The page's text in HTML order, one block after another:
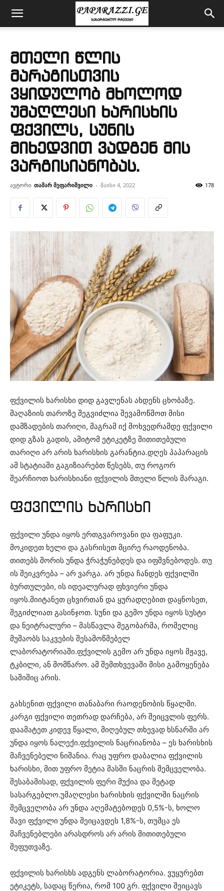
მთელი წლის
მარაგისთვის
ვყიდულობ მხოლოდ
უმაღლესი ხარისხის
ფქვილს, სუნის
მიხედვით ვადგენ მის
ვარგისიანობას.
ავტორი თამარ მეფარიშვილი - მაისი 4, 2022 178
ფქვილის ხარისხი დიდ გავლენას ახდენს ცხობაზე.
მაღაზიის თაროზე შეგვიძლია შევამოწმოთ მისი
დამზადების თარიღი, მაგრამ იქ მოხვედრამდე ფქვილი
დიდ გზას გადის, ამიტომ ეტიკეტზე მითითებული
თარიღი არ არის ხარისხის გარანტია.დღეს პაპარაცის
ამ სტატიაში გაგიზიარებთ წესებს, თუ როგორ
შეარჩიოთ ხარისხიანი ფქვილის მთელი წლის მარაგი.
ფქვილის ხარისხი
ფქვილი უნდა იყოს ერთგვაროვანი და ფაფუკი.
მოკიდეთ ხელი და გასრისეთ მცირე რაოდენობა.
თითებს შორის უნდა ჭრაჭუნებდეს და იფშვნებოდეს. თუ
ის შეიკვრება – არ ვარგა. არ უნდა ჩანდეს ფქვილში
ბურთულები, ის იდეალურად ფხვიერი უნდა
იყოს.მიიტანეთ ცხვირთან და ყურადღებით დაყნოსეთ,
შეგიძლიათ გასინჯოთ. სუნი და გემო უნდა იყოს სუსტი
და ნეიტრალური – მასწავლა მეგობარმა, რომელიც
მუშაობს საკვების შესამოწმებელ
ლაბორატორიაში.ფქვილის გემო არ უნდა იყოს მჟავე,
ტკბილი, ან მომწარო. ამ შემთხვევაში მისი გამოყენება
საშიშიც არის.
გახსენით ფქვილი თანაბარი რაოდენობის წყალში.
კარგი ფქვილი თეთრად დარჩება, არ შეიცვლის ფერს.
დაამატეთ კიდევ წყალი, მიღებულ თხევად ხსნარში არ
უნდა იყოს ნალექი.ფქვილის ნაცრიანობა – ეს ხარისხის
მაჩვენებელი ნიშანია. რაც უფრო დაბალია ფქვილის
ხარისხი, მით უფრო მეტია მასში ნაცრის შემცველობა.
შესაბამისად, ფქვილის ფერი მუქია და მეტად
სასარგებლო.უმაღლესი ხარისხის ფქვილში ნაცრის
შემცველობა არ უნდა აღემატებოდეს 0,5%-ს, ხოლო
შავი ფქვილი უნდა შეიცავდეს 1,8%-ს, თუმცა ეს
მაჩვენებლები არასდროს არ არის მითითებული
შეფუთვაზე.
ფქვილის ხარისხს ადგენს ლაბორატორია. ვუყურებთ
ეტიკეტს, სადაც წერია, რომ 100 გრ. ფქვილი შეიცავს